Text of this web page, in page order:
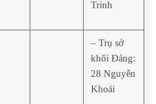
Trinh
– Trụ sở
khối Đảng:
28 Nguyễn
Khoái